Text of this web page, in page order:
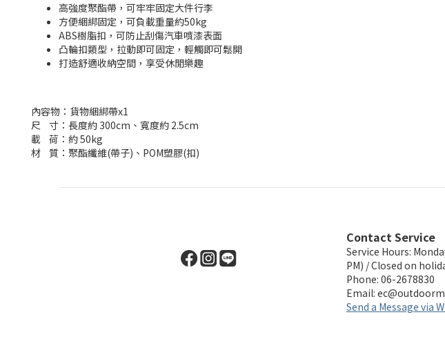
高強度聚酯帶，可牢牢固定大件行李
方便綑綁固定，可負載重量約50kg
ABS樹脂扣，可防止刮傷汽車噴漆表面
凸輪扣類型，拉動即可固定，輕觸即可鬆開
打造舒適收納空間，享受休閒樂趣
內容物：貨物綑綁帶x1
尺 寸：長度約 300cm、寬度約 2.5cm
載 荷：約 50kg
材 質：聚酯纖維(帶子)、POM塑膠(扣)
Contact Service
Service Hours:
PM) / Closed on
Phone: 06-2678830
Email:
Send a Message via